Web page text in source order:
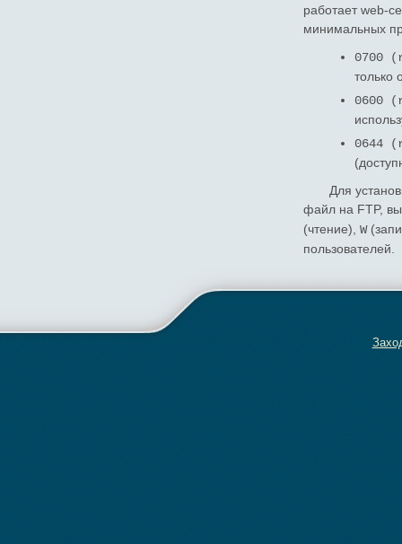
работает web-
минимальных
0700
только
0600
0644
Для
файл на FTP,
(чтение), W
пользователей.